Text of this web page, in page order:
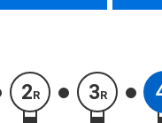
2R 3R